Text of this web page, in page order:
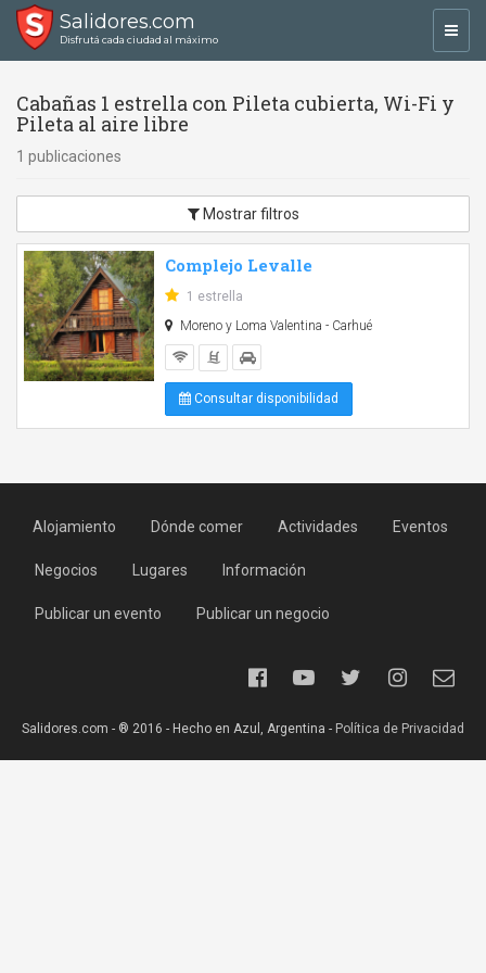
Salidores.com
Disfrutá cada ciudad al máximo
Cabañas 1 estrella con Pileta cubierta, Wi-Fi y
Pileta al aire libre
1 publicaciones
Mostrar filtros
Complejo Levalle
1 estrella
Moreno y Loma Valentina - Carhué
Consultar disponibilidad
Alojamiento Dónde comer Actividades Eventos
Negocios Lugares Información
Publicar un evento Publicar un negocio
Salidores.com - ® 2016 - Hecho en Azul, Argentina - Política de Privacidad